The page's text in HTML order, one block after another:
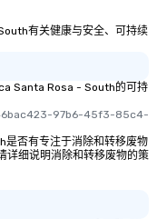
有关健康与安全、可持续
Santa Rosa - South的可持
97b6-45f3-85c4-
否有专注于消除和转移废物
详细说明消除和转移废物的策